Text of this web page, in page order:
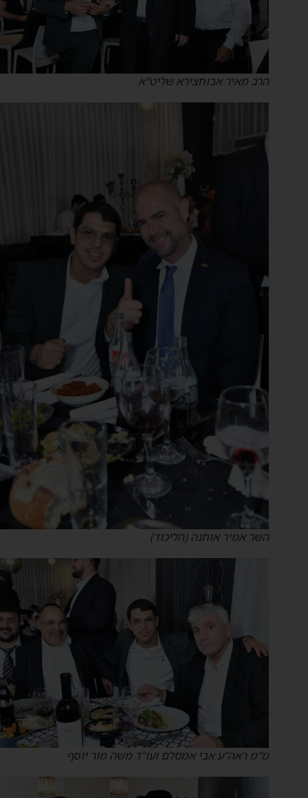
הרב מאיר אבוחצירא שליט"א
השר אמיר אוחנה (הליכוד)
מ"מ ראה"ע אבי אמסלם ועו"ד משה מור יוסף